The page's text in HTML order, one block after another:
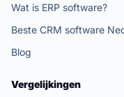
Wat is ERP software?
Beste CRM software
Blog
Vergelijkingen